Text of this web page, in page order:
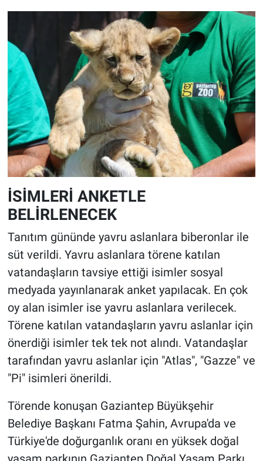
İSİMLERİ ANKETLE
BELİRLENECEK
Tanıtım gününde yavru aslanlara biberonlar ile
süt verildi. Yavru aslanlara törene katılan
vatandaşların tavsiye ettiği isimler sosyal
medyada yayınlanarak anket yapılacak. En çok
oy alan isimler ise yavru aslanlara verilecek.
Törene katılan vatandaşların yavru aslanlar için
önerdiği isimler tek tek not alındı. Vatandaşlar
tarafından yavru aslanlar için "Atlas", "Gazze" ve
"Pi" isimleri önerildi.
Törende konuşan Gaziantep Büyükşehir
Belediye Başkanı Fatma Şahin, Avrupa'da ve
Türkiye'de doğurganlık oranı en yüksek doğal